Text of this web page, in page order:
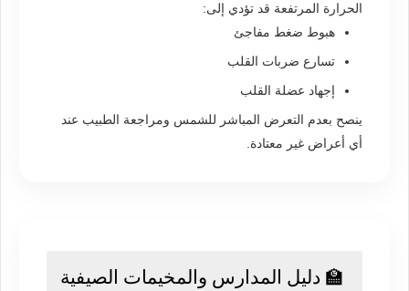
الحرارة المرتفعة قد تؤدي إلى:
هبوط ضغط مفاجئ
تسارع ضربات القلب
إجهاد عضلة القلب
ينصح بعدم التعرض المباشر للشمس ومراجعة الطبيب عند
أي أعراض غير معتادة.
🏫 دليل المدارس والمخيمات الصيفية